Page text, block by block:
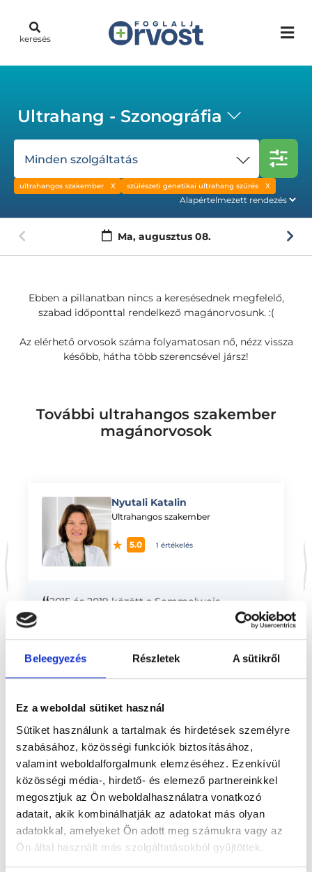
Beleegyezés Részletek A sütikről
Ez a weboldal sütiket használ
Sütiket használunk a tartalmak és hirdetések személyre
szabásához, közösségi funkciók biztosításához,
valamint weboldalforgalmunk elemzéséhez. Ezenkívül
közösségi média-, hirdető- és elemező partnereinkkel
megosztjuk az Ön weboldalhasználatra vonatkozó
adatait, akik kombinálhatják az adatokat más olyan
adatokkal, amelyeket Ön adott meg számukra vagy az
Ön által használt más szolgáltatásokból gyűjtöttek.
keresés
Ultrahang - Szonográfia
Minden szolgáltatás
ultrahangos szakember szülészeti genetikai ultrahang szűrés
Ma, augusztus 08.
Ebben a pillanatban nincs a keresésednek megfelelő,
szabad időponttal rendelkező magánorvosunk. :(
Az elérhető orvosok száma folyamatosan nő, nézz vissza
később, hátha több szerencsével jársz!
További ultrahangos szakember
magánorvosok
Nyutali Katalin
Ultrahangos szakember
5.0 1 értékelés
“2015 és 2019 között a Semmelweis
Egyetemen szereztem szülészet-
nőgyógyászati szonográfus szakirányú
Előző
orvos, aki jogszabályok szerinti szakorvosi szakképesítés
önállóan nem végezhető szakmai tevékenységért teljes
felelősséggel tartozik és azt közvetlenül felügyeli az egészségügyi
szolgáltató szakorvosa az első részvizsgáig, utána pedig a
szakorvosjelölt önállóan láthat el feladatokat. A foglaljorvost.hu
felelősségét kizárja esetleges névazonosságért bármely szakorvos
és szakorvosjelölt esetén.
Főoldal Ultrahangos szakember